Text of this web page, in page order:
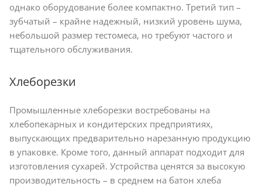
однако оборудование более компактно. Третий тип –
зубчатый – крайне надежный, низкий уровень шума,
небольшой размер тестомеса, но требуют частого и
тщательного обслуживания.
Хлеборезки
Промышленные хлеборезки востребованы на
хлебопекарных и кондитерских предприятиях,
выпускающих предварительно нарезанную продукцию
в упаковке. Кроме того, данный аппарат подходит для
изготовления сухарей. Устройства ценятся за высокую
производительность – в среднем на батон хлеба